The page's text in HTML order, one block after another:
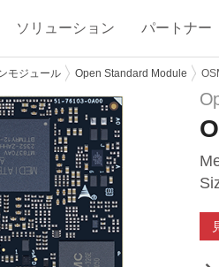
ソリューション パートナー
モジュール Open Standard Module